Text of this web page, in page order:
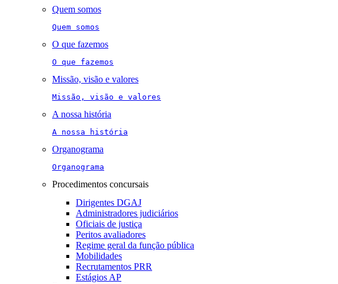
Quem somos
Quem somos
O que fazemos
O que fazemos
Missão, visão e valores
Missão, visão e valores
A nossa história
A nossa história
Organograma
Organograma
Procedimentos concursais
Dirigentes DGAJ
Administradores judiciários
Oficiais de justiça
Peritos avaliadores
Regime geral da função pública
Mobilidades
Recrutamentos PRR
Estágios AP